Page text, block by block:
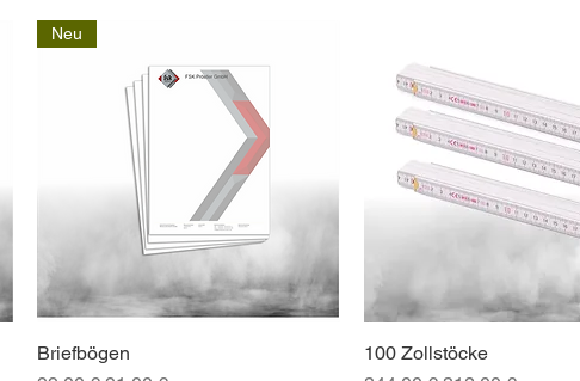
Neu
Briefbögen
Schnellansicht
100 Zollstöcke